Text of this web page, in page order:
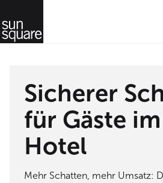
Sicherer
für Gäste
Hotel
Mehr Schatten, mehr Umsatz: